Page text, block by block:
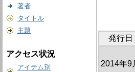
著者
タイトル
主題
アクセス状況
アイテム別
発行日
2014年9